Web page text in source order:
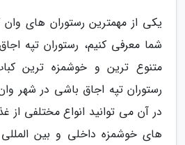
یکی از مهمترین رستوران های
شما معرفی کنیم، رستوران تپه
متنوع ترین و خوشمزه ترین
رستوران تپه اجاق باشی در شهر
در آن می توانید انواع مختلفی از
های خوشمزه داخلی و بین